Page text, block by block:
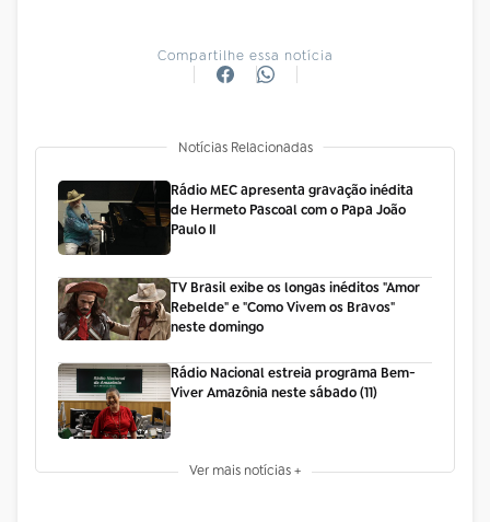
Compartilhe essa notícia
Notícias Relacionadas
Rádio MEC apresenta gravação inédita
de Hermeto Pascoal com o Papa João
Paulo II
TV Brasil exibe os longas inéditos "Amor
Rebelde" e "Como Vivem os Bravos"
neste domingo
Rádio Nacional estreia programa Bem-
Viver Amazônia neste sábado (11)
Ver mais notícias +